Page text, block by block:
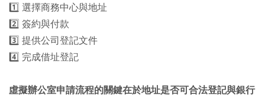
1️⃣ 選擇商務中心與地址
2️⃣ 簽約與付款
3️⃣ 提供公司登記文件
4️⃣ 完成借址登記
虛擬辦公室申請流程的關鍵在於地址是否可合法登記與銀行